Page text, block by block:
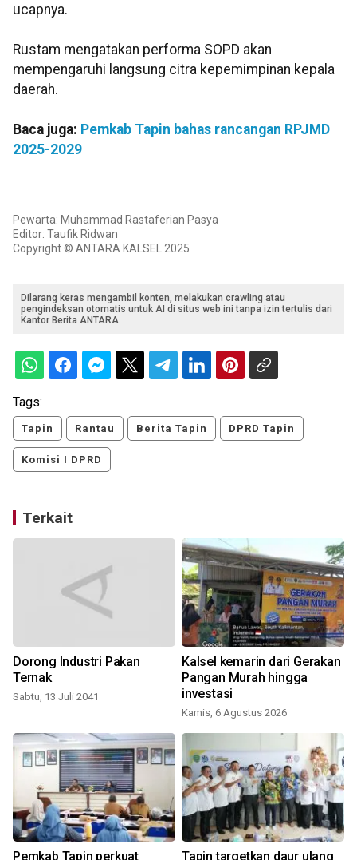
ucapnya.
Rustam mengatakan performa SOPD akan
mempengaruhi langsung citra kepemimpinan kepala
daerah.
Baca juga: Pemkab Tapin bahas rancangan RPJMD
2025-2029
Pewarta: Muhammad Rastaferian Pasya
Editor: Taufik Ridwan
Copyright © ANTARA KALSEL 2025
Dilarang keras mengambil konten, melakukan crawling atau
pengindeksan otomatis untuk AI di situs web ini tanpa izin tertulis dari
Kantor Berita ANTARA.
Tags:
Tapin Rantau Berita Tapin DPRD Tapin
Komisi I DPRD
Terkait
Dorong Industri Pakan
Ternak
Sabtu, 13 Juli 2041
Kalsel kemarin dari Gerakan
Pangan Murah hingga
investasi
Kamis, 6 Agustus 2026
Pemkab Tapin perkuat Tapin targetkan daur ulang